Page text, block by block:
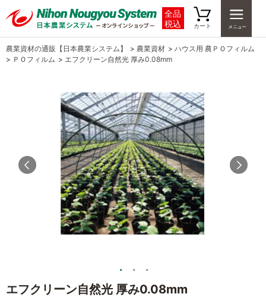
全品
税込
カート
農業資材の通販【日本農業システム】 > 農業資材 > ハウス用 農ＰＯフィルム
> ＰＯフィルム > エフクリーン自然光 厚み0.08mm
エフクリーン自然光 厚み0.08mm